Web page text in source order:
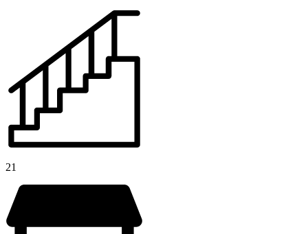
21